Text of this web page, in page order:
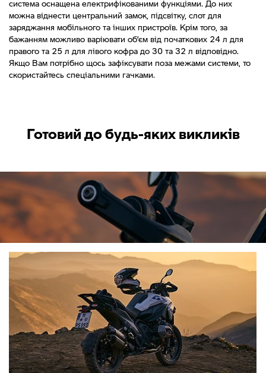
система оснащена електрифікованими функціями. До них
можна віднести центральний замок, підсвітку, слот для
заряджання мобільного та інших пристроїв. Крім того, за
бажанням можливо варіювати об’єм від початкових 24 л для
правого та 25 л для лівого кофра до 30 та 32 л відповідно.
Якщо Вам потрібно щось зафіксувати поза межами системи, то
скористайтесь спеціальними гачками.
Готовий до будь-яких викликів